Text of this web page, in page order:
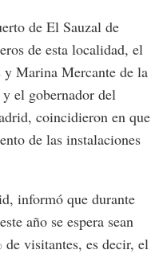
de El Sauzal de
de esta localidad, el
y Marina Mercante de la
el gobernador del
coincidieron en que
de las instalaciones
informó que durante
año se espera sean
visitantes, es decir, el